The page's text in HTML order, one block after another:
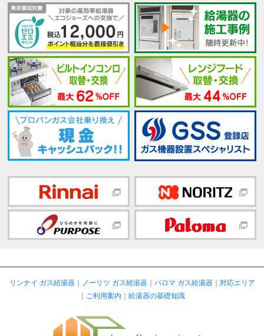
リンナイ ガス給湯器｜ ノーリツ ガス給湯器｜ パロマ ガス給湯器｜ 対応エリア
ご利用案内 給湯器の基礎知識